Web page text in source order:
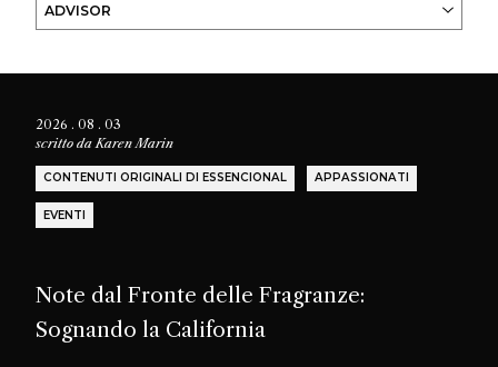
ADVISOR
2026 . 08 . 03
scritto daKaren Marin
CONTENUTI ORIGINALI DI ESSENCIONAL APPASSIONATI
EVENTI
Note dal Fronte delle Fragranze:
Sognando la California